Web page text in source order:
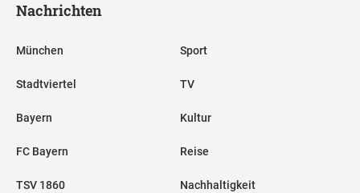
Nachrichten
München
Stadtviertel
Bayern
FC Bayern
TSV 1860
Sport
TV
Kultur
Reise
Nachhaltigkeit